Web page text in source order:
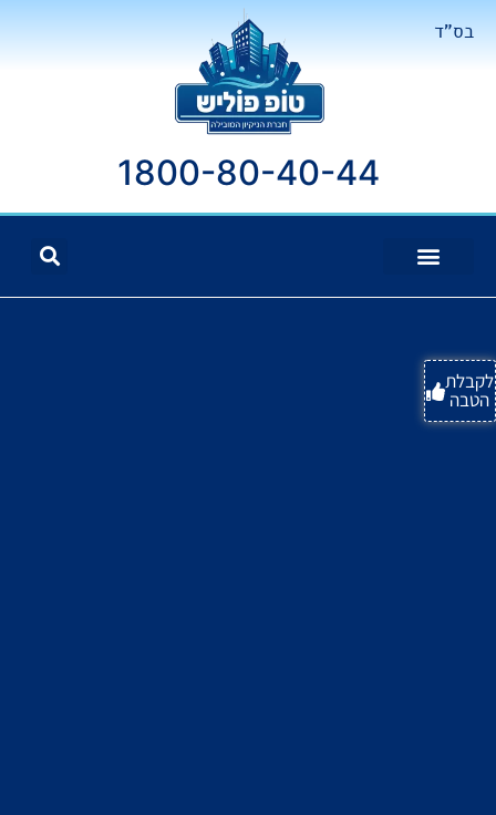
בס"ד
1800-80-40-44
לקבלת
הטבה